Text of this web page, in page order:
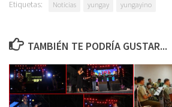
Etiquetas: Noticias yungay yungayino
TAMBIÉN TE PODRÍA GUSTAR...